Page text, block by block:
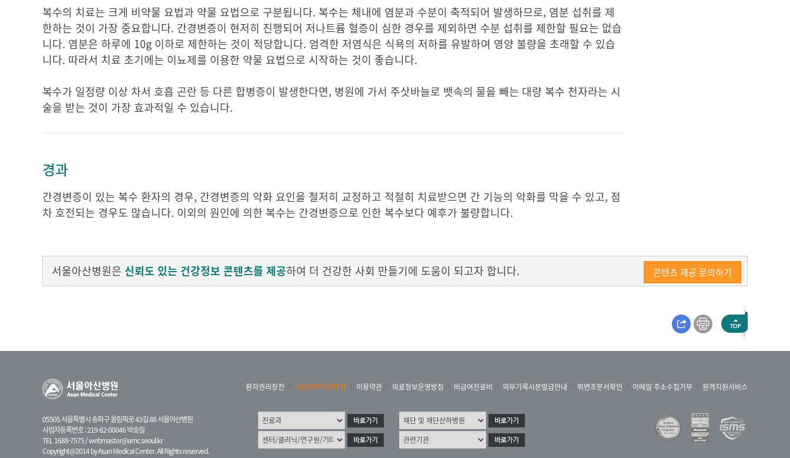
복수의 치료는 크게 비약물 요법과 약물 요법으로 구분됩니다. 복수는 체내에 염분과 수분이 축적되어 발생하므로, 염분 섭취를 제
한하는 것이 가장 중요합니다. 간경변증이 현저히 진행되어 저나트륨 혈증이 심한 경우를 제외하면 수분 섭취를 제한할 필요는 없습
니다. 염분은 하루에 10g 이하로 제한하는 것이 적당합니다. 엄격한 저염식은 식욕의 저하를 유발하여 영양 불량을 초래할 수 있습
니다. 따라서 치료 초기에는 이뇨제를 이용한 약물 요법으로 시작하는 것이 좋습니다.
복수가 일정량 이상 차서 호흡 곤란 등 다른 합병증이 발생한다면, 병원에 가서 주삿바늘로 뱃속의 물을 빼는 대량 복수 천자라는 시
술을 받는 것이 가장 효과적일 수 있습니다.
경과
간경변증이 있는 복수 환자의 경우, 간경변증의 악화 요인을 철저히 교정하고 적절히 치료받으면 간 기능의 악화를 막을 수 있고, 점
차 호전되는 경우도 많습니다. 이외의 원인에 의한 복수는 간경변증으로 인한 복수보다 예후가 불량합니다.
서울아산병원은 신뢰도 있는 건강정보 콘텐츠를 제공하여 더 건강한 사회 만들기에 도움이 되고자 합니다. 콘텐츠 제공 문의하기
05505 서울특별시 송파구 올림픽로 43길 88 서울아산병원
사업자등록번호 : 219-82-00046 박승일
TEL 1688-7575 /webmaster@amc.seoul.kr
Copyright@2014 by Asan Medical Center. All Rights reserved.
환자권리장전 개인정보처리방침 이용약관 의료정보운영방침 비급여진료비 의무기록사본발급안내 위변조문서확인 이메일 주소수집거부 원격지원서비스